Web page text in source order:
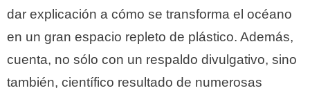
dar explicación a cómo se transforma el océano
en un gran espacio repleto de plástico. Además,
cuenta, no sólo con un respaldo divulgativo, sino
también, científico resultado de numerosas